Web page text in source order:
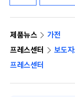
제품뉴스
가전
프레스센터
보도
프레스센터